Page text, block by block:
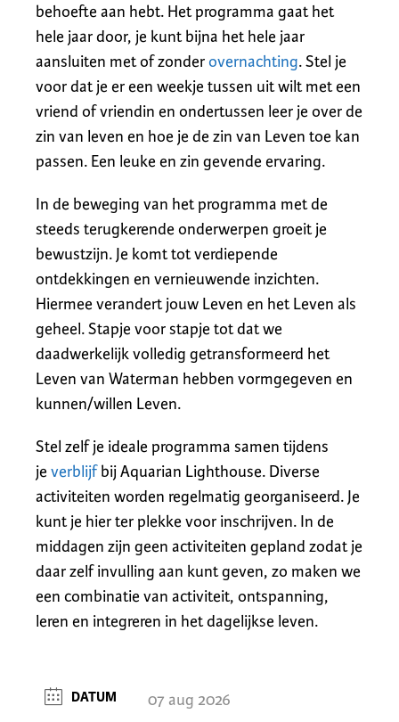
behoefte aan hebt. Het programma gaat het
hele jaar door, je kunt bijna het hele jaar
aansluiten met of zonderovernachting. Stel je
voor dat je er een weekje tussen uit wilt met een
vriend of vriendin en ondertussen leer je over de
zin van leven en hoe je de zin van Leven toe kan
passen. Een leuke en zin gevende ervaring.
In de beweging van het programma met de
steeds terugkerende onderwerpen groeit je
bewustzijn. Je komt tot verdiepende
ontdekkingen en vernieuwende inzichten.
Hiermee verandert jouw Leven en het Leven als
geheel. Stapje voor stapje tot dat we
daadwerkelijk volledig getransformeerd het
Leven van Waterman hebben vormgegeven en
kunnen/willen Leven.
Stel zelf je ideale programma samen tijdens
je verblijfbij Aquarian Lighthouse. Diverse
activiteiten worden regelmatig georganiseerd. Je
kunt je hier ter plekke voor inschrijven. In de
middagen zijn geen activiteiten gepland zodat je
daar zelf invulling aan kunt geven, zo maken we
een combinatie van activiteit, ontspanning,
leren en integreren in het dagelijkse leven.
DATUM 07 aug 2026